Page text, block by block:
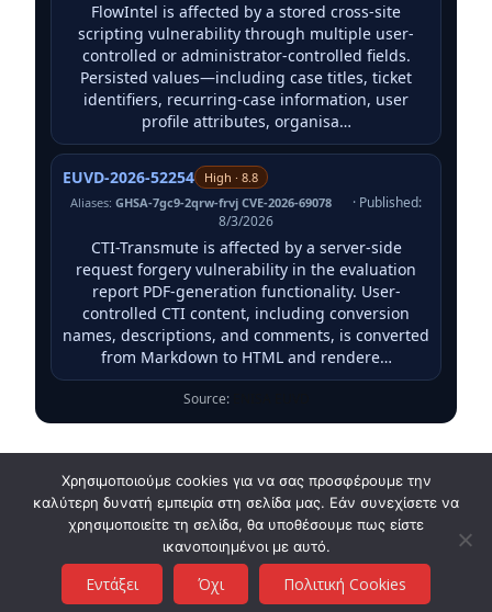
FlowIntel is affected by a stored cross-site
scripting vulnerability through multiple user-
controlled or administrator-controlled fields.
Persisted values—including case titles, ticket
identifiers, recurring-case information, user
profile attributes, organisa…
EUVD-2026-52254
High · 8.8
Aliases: GHSA-7gc9-2qrw-frvj CVE-2026-69078
· Published:
8/3/2026
CTI-Transmute is affected by a server-side
request forgery vulnerability in the evaluation
report PDF-generation functionality. User-
controlled CTI content, including conversion
names, descriptions, and comments, is converted
from Markdown to HTML and rendere…
Source:
Cyb3r.gr
Χρησιμοποιούμε cookies για να σας προσφέρουμε την
καλύτερη δυνατή εμπειρία στη σελίδα μας. Εάν συνεχίσετε να
χρησιμοποιείτε τη σελίδα, θα υποθέσουμε πως είστε
ικανοποιημένοι με αυτό.
Εντάξει Όχι Πολιτική Cookies